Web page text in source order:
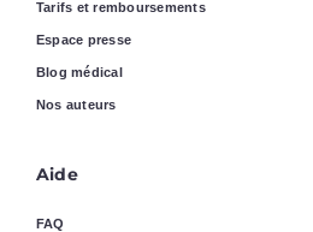
Tarifs et remboursements
Espace presse
Blog médical
Nos auteurs
Aide
FAQ